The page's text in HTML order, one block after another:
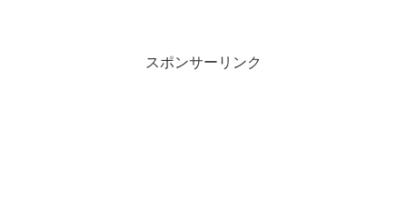
スポンサーリンク